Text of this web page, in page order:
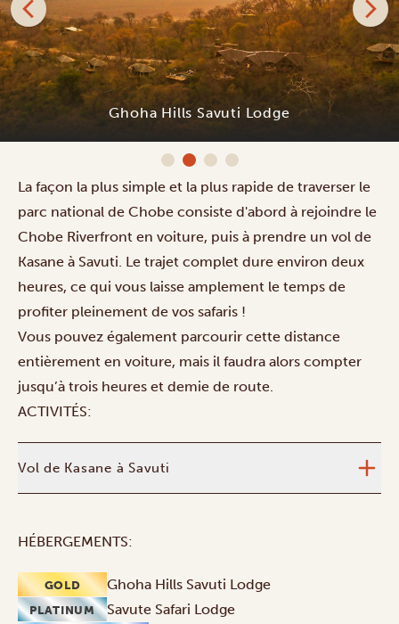
Ghoha Hills Savuti Lodge
La façon la plus simple et la plus rapide de traverser le
parc national de Chobe consiste d'abord à rejoindre le
Chobe Riverfront en voiture, puis à prendre un vol de
Kasane à Savuti. Le trajet complet dure environ deux
heures, ce qui vous laisse amplement le temps de
profiter pleinement de vos safaris !
Vous pouvez également parcourir cette distance
entièrement en voiture, mais il faudra alors compter
jusqu’à trois heures et demie de route.
ACTIVITÉS:
Vol de Kasane à Savuti
HÉBERGEMENTS:
GOLD Ghoha Hills Savuti Lodge
PLATINUM Savute Safari Lodge